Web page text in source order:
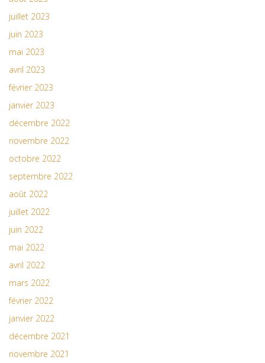
juillet 2023
juin 2023
mai 2023
avril 2023
février 2023
janvier 2023
décembre 2022
novembre 2022
octobre 2022
septembre 2022
août 2022
juillet 2022
juin 2022
mai 2022
avril 2022
mars 2022
février 2022
janvier 2022
décembre 2021
novembre 2021